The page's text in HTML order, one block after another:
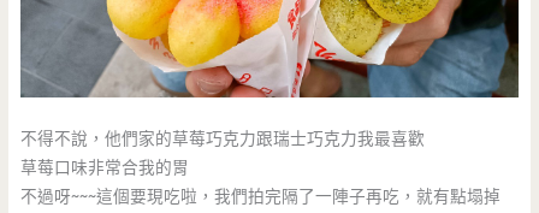
不得不說，他們家的草莓巧克力跟瑞士巧克力我最喜歡
草莓口味非常合我的胃
不過呀~~~這個要現吃啦，我們拍完隔了一陣子再吃，就有點塌掉